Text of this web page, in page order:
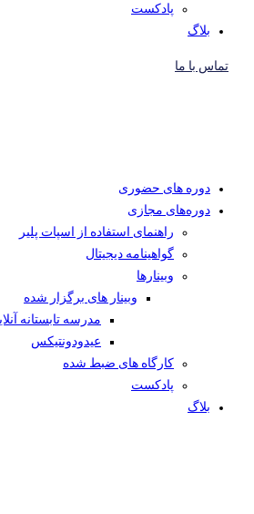
پادکست
بلاگ
تماس با ما
دوره های حضوری
دوره‌های مجازی
راهنمای استفاده از اسپات پلیر
گواهینامه دیجیتال
وبینار‌ها
وبینار های برگزار شده
مدرسه تابستانه
عیدودونتیکس
کارگاه های ضبط شده
پادکست
بلاگ